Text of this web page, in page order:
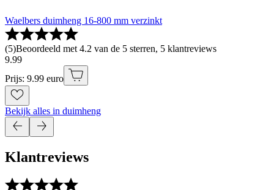
Waelbers duimheng 16-800 mm verzinkt
(5)Beoordeeld met 4.2 van de 5 sterren, 5 klantreviews
9.99
Prijs: 9.99 euro
Bekijk alles in duimheng
Klantreviews